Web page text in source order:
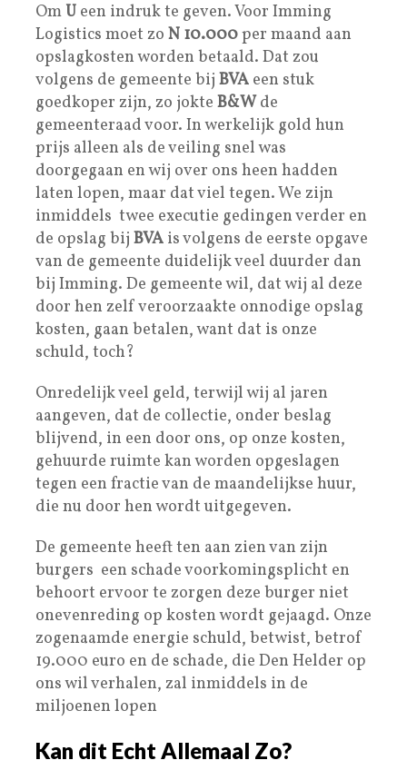
Om U een indruk te geven. Voor Imming
Logistics moet zo N 10.000per maand aan
opslagkosten worden betaald. Dat zou
volgens de gemeente bij BVA een stuk
goedkoper zijn, zo jokte B&Wde
gemeenteraad voor. In werkelijk gold hun
prijs alleen als de veiling snel was
doorgegaan en wij over ons heen hadden
laten lopen, maar dat viel tegen. We zijn
inmiddels twee executie gedingen verder en
de opslag bij BVA is volgens de eerste opgave
van de gemeente duidelijk veel duurder dan
bij Imming. De gemeente wil, dat wij al deze
door hen zelf veroorzaakte onnodige opslag
kosten, gaan betalen, want dat is onze
schuld, toch?
Onredelijk veel geld, terwijl wij al jaren
aangeven, dat de collectie, onder beslag
blijvend, in een door ons, op onze kosten,
gehuurde ruimte kan worden opgeslagen
tegen een fractie van de maandelijkse huur,
die nu door hen wordt uitgegeven.
De gemeente heeft ten aan zien van zijn
burgers een schade voorkomingsplicht en
behoort ervoor te zorgen deze burger niet
onevenreding op kosten wordt gejaagd. Onze
zogenaamde energie schuld, betwist, betrof
19.000 euro en de schade, die Den Helder op
ons wil verhalen, zal inmiddels in de
miljoenen lopen
Kan dit Echt Allemaal Zo?